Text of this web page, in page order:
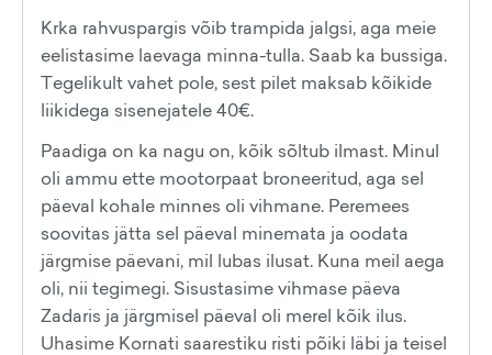
Krka rahvuspargis võib trampida jalgsi, aga meie
eelistasime laevaga minna-tulla. Saab ka bussiga.
Tegelikult vahet pole, sest pilet maksab kõikide
liikidega sisenejatele 40€.
Paadiga on ka nagu on, kõik sõltub ilmast. Minul
oli ammu ette mootorpaat broneeritud, aga sel
päeval kohale minnes oli vihmane. Peremees
soovitas jätta sel päeval minemata ja oodata
järgmise päevani, mil lubas ilusat. Kuna meil aega
oli, nii tegimegi. Sisustasime vihmase päeva
Zadaris ja järgmisel päeval oli merel kõik ilus.
Uhasime Kornati saarestiku risti põiki läbi ja teisel